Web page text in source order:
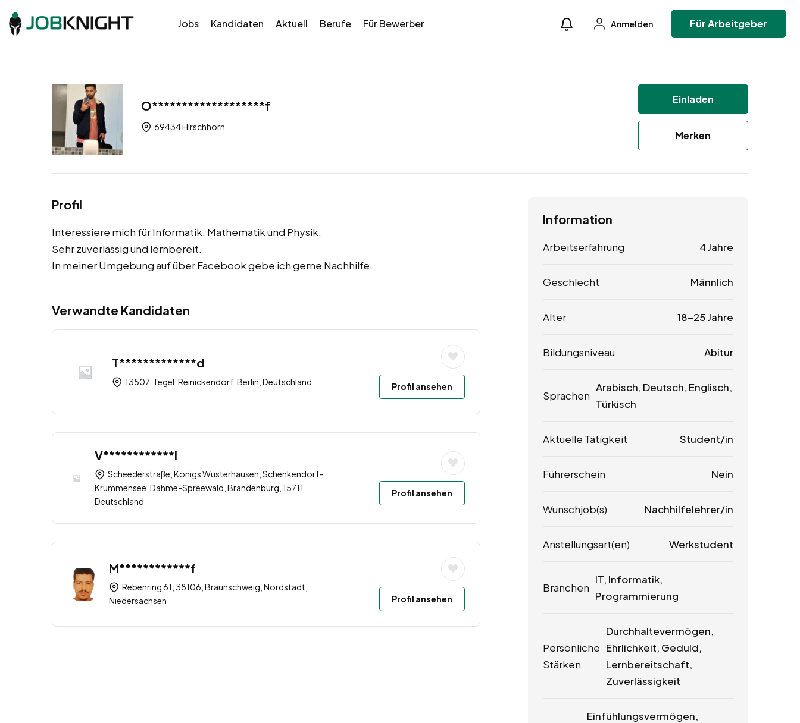
Jobs Kandidaten Aktuell Berufe Für Bewerber Anmelden Für Arbeitgeber
O*******************f
69434 Hirschhorn
Einladen
Merken
Profil
Interessiere mich für Informatik, Mathematik und Physik.
Sehr zuverlässig und lernbereit.
In meiner Umgebung auf über Facebook gebe ich gerne Nachhilfe.
Verwandte Kandidaten
T*************d
13507, Tegel, Reinickendorf, Berlin, Deutschland Profil ansehen
V************l
Scheederstraße, Königs Wusterhausen, Schenkendorf-
Krummensee, Dahme-Spreewald, Brandenburg, 15711,
Deutschland
Profil ansehen
M************f
Rebenring 61, 38106, Braunschweig, Nordstadt,
Niedersachsen
Profil ansehen
Information
Arbeitserfahrung 4 Jahre
Geschlecht Männlich
Alter 18-25 Jahre
Bildungsniveau Abitur
Sprachen
Arabisch, Deutsch, Englisch,
Türkisch
Aktuelle Tätigkeit Student/in
Führerschein Nein
Wunschjob(s) Nachhilfelehrer/in
Anstellungsart(en) Werkstudent
Branchen
IT, Informatik,
Programmierung
Persönliche
Stärken
Durchhaltevermögen,
Ehrlichkeit, Geduld,
Lernbereitschaft,
Zuverlässigkeit
Einfühlungsvermögen,